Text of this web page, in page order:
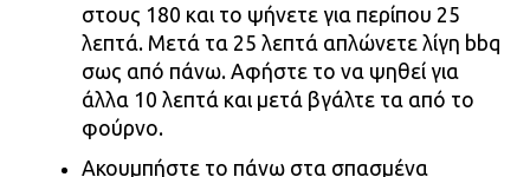
στους 180 και το ψήνετε για περίπου 25
λεπτά. Μετά τα 25 λεπτά απλώνετε λίγη bbq
σως από πάνω. Αφήστε το να ψηθεί για
άλλα 10 λεπτά και μετά βγάλτε τα από το
φούρνο.
Ακουμπήστε το πάνω στα σπασμένα